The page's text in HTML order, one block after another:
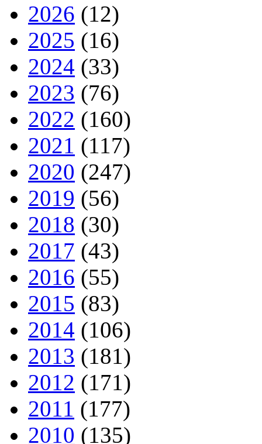
2026 (12)
2025 (16)
2024 (33)
2023 (76)
2022 (160)
2021 (117)
2020 (247)
2019 (56)
2018 (30)
2017 (43)
2016 (55)
2015 (83)
2014 (106)
2013 (181)
2012 (171)
2011 (177)
2010 (135)